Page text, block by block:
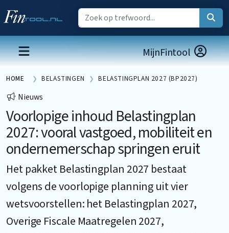
MijnFintool
HOME BELASTINGEN BELASTINGPLAN 2027 (BP2027)
Nieuws
Voorlopige inhoud Belastingplan
2027: vooral vastgoed, mobiliteit en
ondernemerschap springen eruit
Het pakket Belastingplan 2027 bestaat
volgens de voorlopige planning uit vier
wetsvoorstellen: het Belastingplan 2027,
Overige Fiscale Maatregelen 2027,